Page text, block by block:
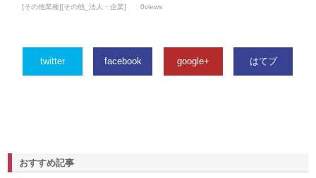
[その他業種][その他_法人・企業] 0views
twitter facebook google+ はてブ
おすすめ記事